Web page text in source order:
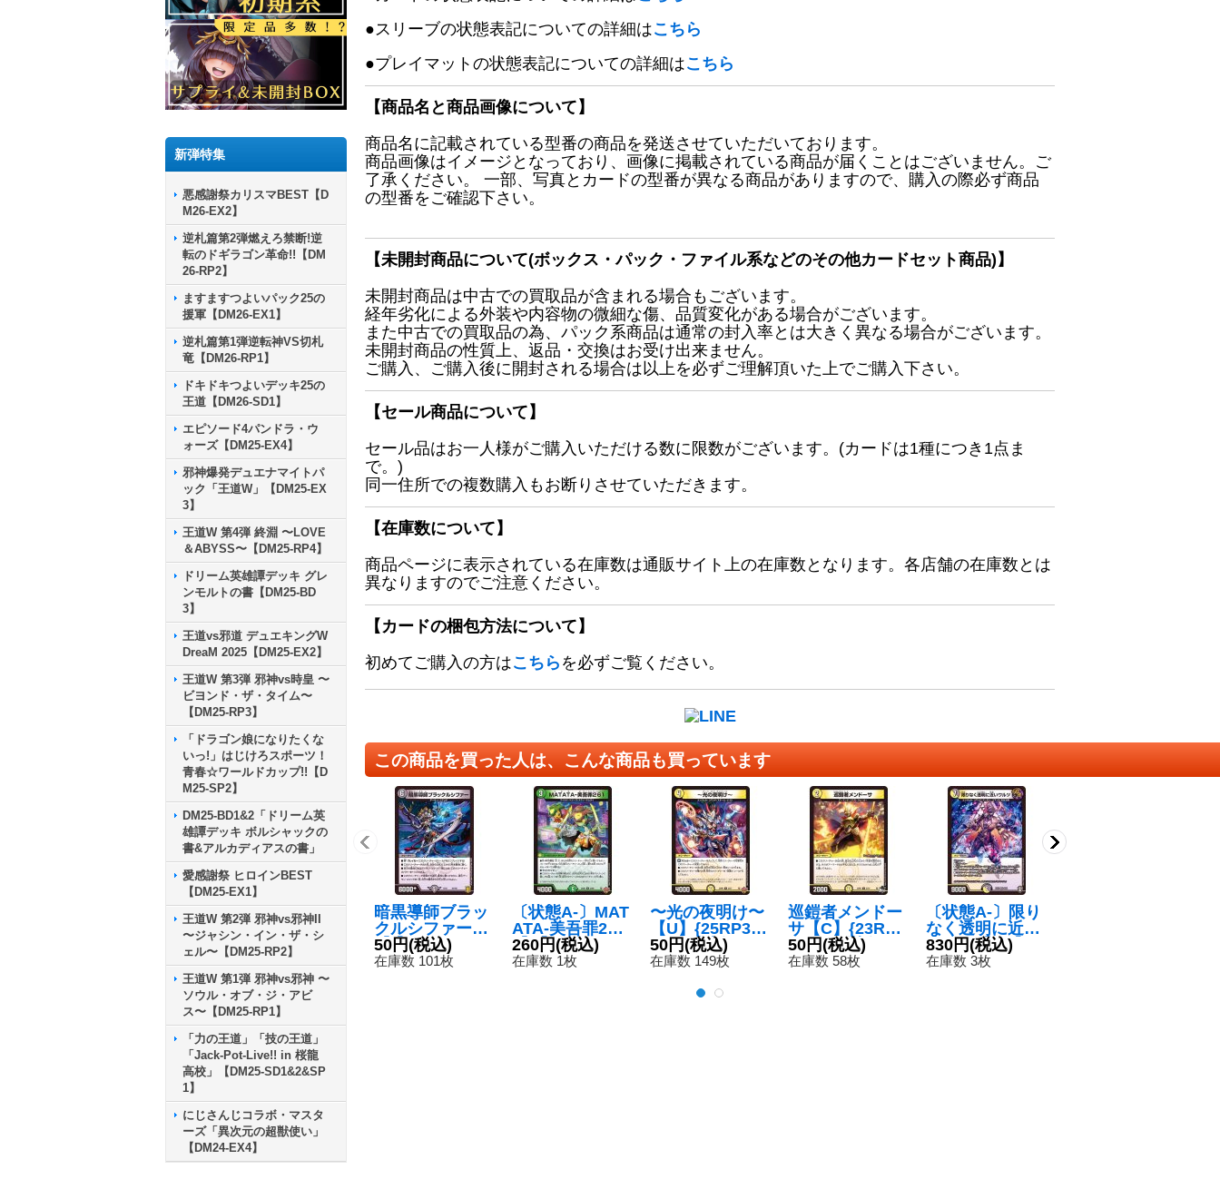
新弾特集
悪感謝祭カリスマBEST【D
M26-EX2】
逆札篇第2弾燃えろ禁断!逆
転のドギラゴン革命!!【DM
26-RP2】
ますますつよいパック25の
援軍【DM26-EX1】
逆札篇第1弾逆転神VS切札
竜【DM26-RP1】
ドキドキつよいデッキ25の
王道【DM26-SD1】
エピソード4パンドラ・ウ
ォーズ【DM25-EX4】
邪神爆発デュエナマイトパ
ック「王道W」【DM25-EX
3】
王道W 第4弾 終淵 〜LOVE
＆ABYSS〜【DM25-RP4】
ドリーム英雄譚デッキ グレ
ンモルトの書【DM25-BD
3】
王道vs邪道 デュエキングW
DreaM 2025【DM25-EX2】
王道W 第3弾 邪神vs時皇 〜
ビヨンド・ザ・タイム〜
【DM25-RP3】
「ドラゴン娘になりたくな
いっ!」はじけろスポーツ！
青春☆ワールドカップ!!【D
M25-SP2】
DM25-BD1&2「ドリーム英
雄譚デッキ ボルシャックの
書&アルカディアスの書」
愛感謝祭 ヒロインBEST
【DM25-EX1】
王道W 第2弾 邪神vs邪神II
〜ジャシン・イン・ザ・シ
ェル〜【DM25-RP2】
王道W 第1弾 邪神vs邪神 〜
ソウル・オブ・ジ・アビ
ス〜【DM25-RP1】
「力の王道」「技の王道」
「Jack-Pot-Live!! in 桜龍
高校」【DM25-SD1&2&SP
1】
にじさんじコラボ・マスタ
ーズ「異次元の超獣使い」
【DM24-EX4】
●スリーブの状態表記についての詳細はこちら
●プレイマットの状態表記についての詳細はこちら
【商品名と商品画像について】
商品名に記載されている型番の商品を発送させていただいております。
商品画像はイメージとなっており、画像に掲載されている商品が届くことはございません。ご
了承ください。 一部、写真とカードの型番が異なる商品がありますので、購入の際必ず商品
の型番をご確認下さい。
【未開封商品について(ボックス・パック・ファイル系などのその他カードセット商品)】
未開封商品は中古での買取品が含まれる場合もございます。
経年劣化による外装や内容物の微細な傷、品質変化がある場合がございます。
また中古での買取品の為、パック系商品は通常の封入率とは大きく異なる場合がございます。
未開封商品の性質上、返品・交換はお受け出来ません。
ご購入、ご購入後に開封される場合は以上を必ずご理解頂いた上でご購入下さい。
【セール商品について】
セール品はお一人様がご購入いただける数に限数がございます。(カードは1種につき1点ま
で。)
同一住所での複数購入もお断りさせていただきます。
【在庫数について】
商品ページに表示されている在庫数は通販サイト上の在庫数となります。各店舗の在庫数とは
異なりますのでご注意ください。
【カードの梱包方法について】
初めてご購入の方はこちら を必ずご覧ください。
この商品を買った人は、こんな商品も買っています
暗黒導師ブラッ
クルシファー
【-】{EX1640/1
00}《闇》
50円(税込)
在庫数 101枚
〔状態A-〕MAT
ATA-美吾罪261
【R】{25EX32
2/80}《自然》
260円(税込)
在庫数 1枚
〜光の夜明け〜
【U】{25RP33
0/77}《光》
50円(税込)
在庫数 149枚
巡鎧者メンドー
サ【C】{23RP3
53/74}《光》
50円(税込)
在庫数 58枚
〔状態A-〕限り
なく透明に近い
ワルツ【VR】
{EX139/84}
830円(税込)
在庫数 3枚